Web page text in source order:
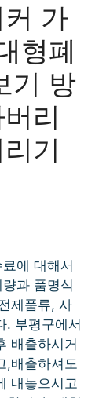
가
형폐
기 방
리
기
에 대해서
과 품명식
제품류, 사
. 부평구에서
배출하시거
,배출하셔도
내놓으시고